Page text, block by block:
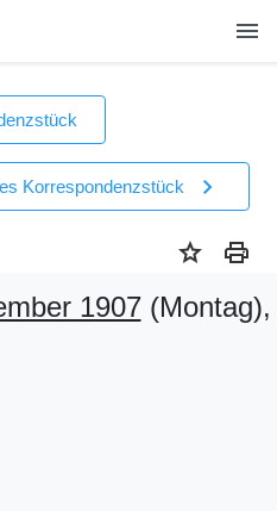
menu
Korrespondenzstück chevron_right
star print
1907(Montag),